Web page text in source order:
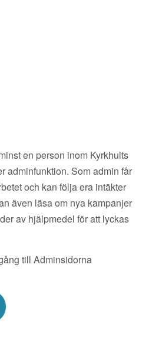
en person inom Kyrkhults
adminfunktion. Som admin får
och kan följa era intäkter
även läsa om nya kampanjer
av hjälpmedel för att lyckas
till Adminsidorna